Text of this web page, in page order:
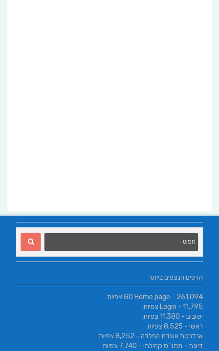
הדפים הנצפים ביותר
GD Home page - 261,094 צפיות
Login - 11,795 צפיות
ישובים - 11,380 צפיות
ראשי - 8,525 צפיות
אנדרטת אוגדת הפלדה - 8,252 צפיות
דיונה – מתנ"ס קהילתי - 7,740 צפיות